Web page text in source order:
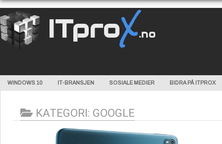
ITproX.no
WINDOWS 10 IT-BRANSJEN SOSIALE MEDIER BIDRA PÅ ITPROX
KATEGORI: GOOGLE